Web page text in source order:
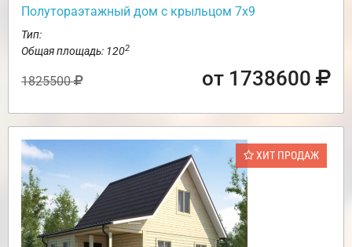
Полутораэтажный дом с крыльцом 7х9
Тип:
Общая площадь: 1202
1825500 от 1738600
ХИТ ПРОДАЖ